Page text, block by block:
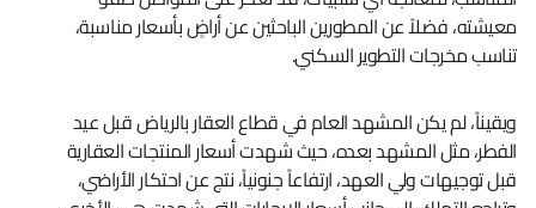
معيشته، فضلاً عن المطورين الباحثين عن أراضٍ بأسعار مناسبة،
تناسب مخرجات التطوير السكني.
ويقيناً، لم يكن المشهد العام في قطاع العقار بالرياض قبل عيد
الفطر، مثل المشهد بعده، حيث شهدت أسعار المنتجات العقارية
قبل توجيهات ولي العهد، ارتفاعاً جنونياً، نتج عن احتكار الأراضي،